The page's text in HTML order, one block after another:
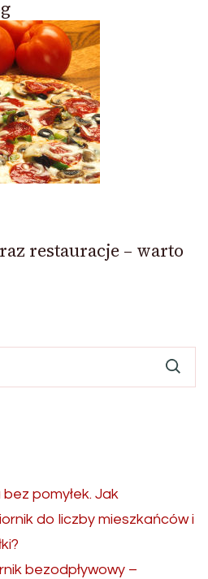
restauracje – warto
pomyłek. Jak
do liczby mieszkańców i
bezodpływowy –